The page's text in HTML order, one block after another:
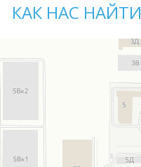
КАК НАС НАЙТИ